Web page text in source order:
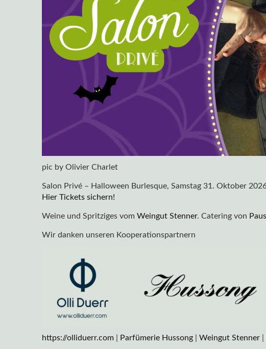
pic by Olivier Charlet
Salon Privé – Halloween Burlesque, Samstag 31. Oktober
Hier Tickets sichern!
Weine und Spritziges vom Weingut Stenner. Catering von
Wir danken unseren Kooperationspartnern
https://olliduerr.com Parfümerie Hussong Weingut Stenner